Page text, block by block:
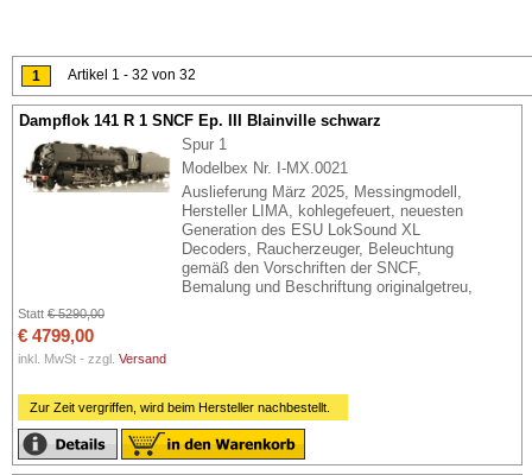
1 Artikel 1 - 32 von 32
Dampflok 141 R 1 SNCF Ep. III Blainville schwarz
Spur 1
Modelbex Nr. I-MX.0021
Auslieferung März 2025, Messingmodell,
Hersteller LIMA, kohlegefeuert, neuesten
Generation des ESU LokSound XL
Decoders, Raucherzeuger, Beleuchtung
gemäß den Vorschriften der SNCF,
Bemalung und Beschriftung originalgetreu,
Statt € 5290,00
€ 4799,00
inkl. MwSt - zzgl. Versand
Zur Zeit vergriffen, wird beim Hersteller nachbestellt.